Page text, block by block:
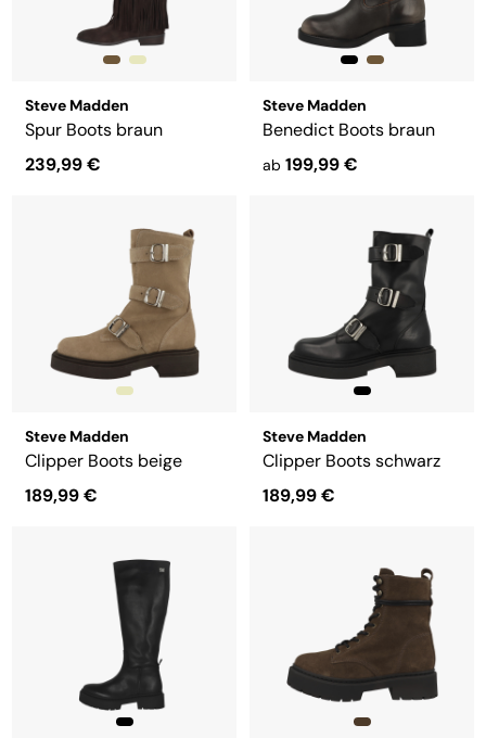
Steve Madden
Spur Boots braun
239,99 €
Steve Madden
Benedict Boots braun
ab 199,99 €
Steve Madden
Clipper Boots beige
189,99 €
Steve Madden
Clipper Boots schwarz
189,99 €